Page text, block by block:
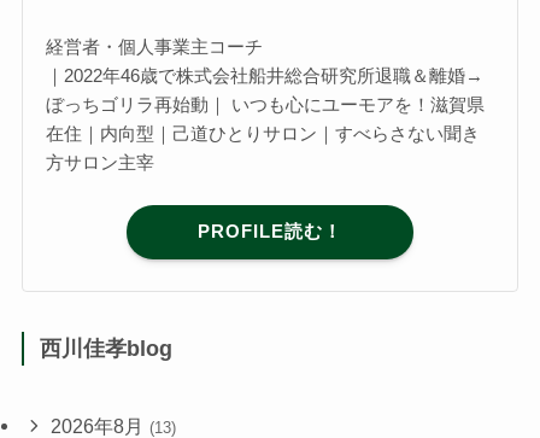
経営者・個人事業主コーチ
｜2022年46歳で株式会社船井総合研究所退職＆離婚→
ぼっちゴリラ再始動｜ いつも心にユーモアを！滋賀県
在住｜内向型｜己道ひとりサロン｜すべらさない聞き
方サロン主宰
PROFILE読む！
西川佳孝blog
2026年8月 (13)